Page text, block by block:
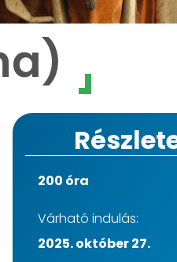
200 óra
Várható indulás:
2025. október 27.